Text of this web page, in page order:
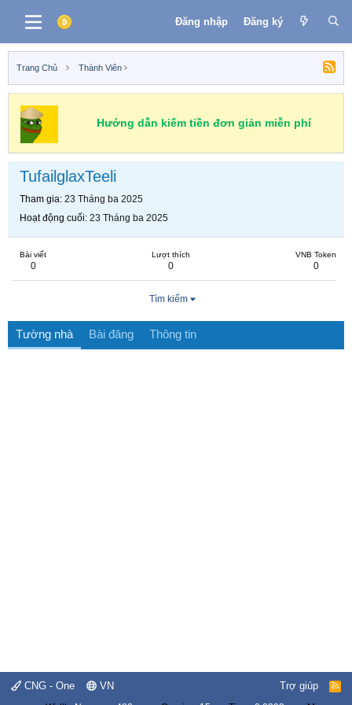
Đăng nhập Đăng ký
Trang Chủ Thành Viên
Hướng dẫn kiếm tiền đơn giản miễn phí
TufailglaxTeeli
Tham gia 23 Tháng ba 2025
Hoạt động cuối 23 Tháng ba 2025
Bài viết
0
Lượt thích
0
VNB Token
0
Tìm kiếm
Tường nhà Bài đăng Thông tin
CNG - One VN Trợ giúp
R